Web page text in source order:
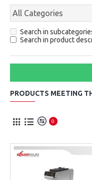
Search in
Search in product
PRODUCTS MEETING
0